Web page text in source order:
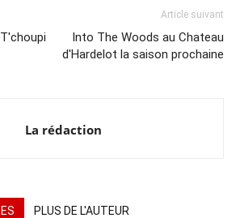
Article suivant
Into The Woods au Chateau
d'Hardelot la saison prochaine
La rédaction
PLUS DE L'AUTEUR